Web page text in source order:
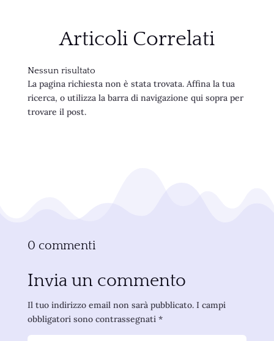
Articoli Correlati
Nessun risultato
La pagina richiesta non è stata trovata. Affina la tua
ricerca, o utilizza la barra di navigazione qui sopra per
trovare il post.
0 commenti
Invia un commento
Il tuo indirizzo email non sarà pubblicato. I campi
obbligatori sono contrassegnati *